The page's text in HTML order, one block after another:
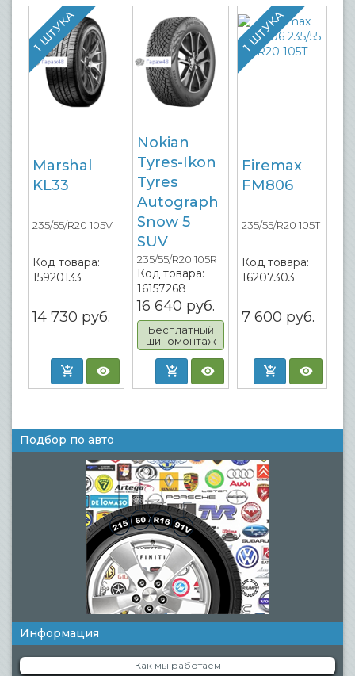
1 ШТУКА
Marshal
KL33
235/55/R20 105V
Код товара:
15920133
14 730 руб.
Nokian
Tyres-Ikon
Tyres
Autograph
Snow 5
SUV
235/55/R20 105R
Код товара:
16157268
16 640 руб.
Бесплатный
шиномонтаж
1 ШТУКА
Firemax
FM806
235/55/R20 105T
Код товара:
16207303
7 600 руб.
Подбор по авто
Информация
Как мы работаем